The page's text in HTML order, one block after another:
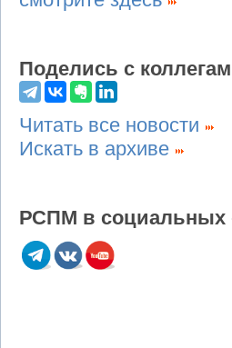
Поделись с
Читать все новости
Искать в архиве
РСПМ в социальных